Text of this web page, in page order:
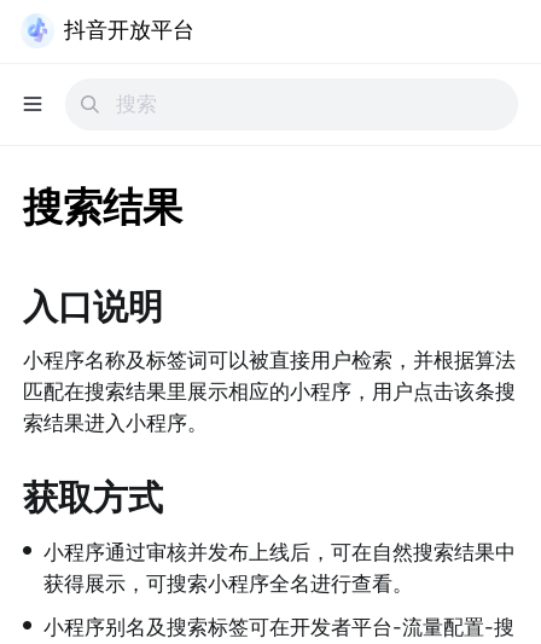
抖音开放平台
搜索结果
入口说明
小程序名称及标签词可以被直接用户检索，并根据算法
匹配在搜索结果里展示相应的小程序，用户点击该条搜
索结果进入小程序。
获取方式
• 小程序通过审核并发布上线后，可在自然搜索结果中
获得展示，可搜索小程序全名进行查看。
• 小程序别名及搜索标签可在开发者平台-流量配置-搜